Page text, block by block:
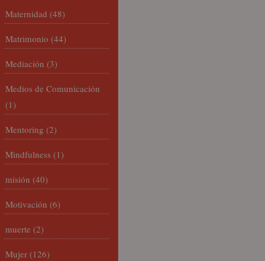
Maternidad (48)
Matrimonio (44)
Mediación (3)
Medios de Comunicación
(1)
Mentoring (2)
Mindfulness (1)
misión (40)
Motivación (6)
muerte (2)
Mujer (126)